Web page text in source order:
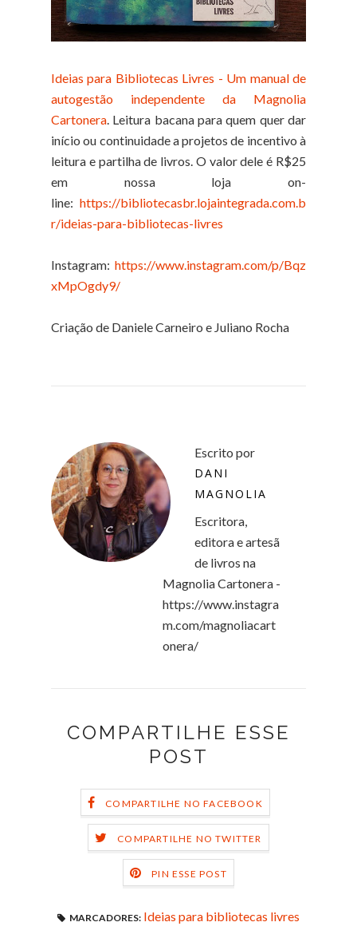
Ideias para Bibliotecas Livres - Um manual de
autogestão independente da Magnolia
Cartonera. Leitura bacana para quem quer dar
início ou continuidade a projetos de incentivo à
leitura e partilha de livros. O valor dele é R$25
em nossa loja on-
line: https://bibliotecasbr.lojaintegrada.com.b
r/ideias-para-bibliotecas-livres
Instagram: https://www.instagram.com/p/Bqz
xMpOgdy9/
Criação de Daniele Carneiro e Juliano Rocha
Escrito por
DANI
MAGNOLIA
Escritora,
editora e artesã
de livros na
Magnolia Cartonera -
https://www.instagra
m.com/magnoliacart
onera/
COMPARTILHE ESSE
POST
COMPARTILHE NO FACEBOOK
COMPARTILHE NO TWITTER
PIN ESSE POST
MARCADORES: Ideias para bibliotecas livres